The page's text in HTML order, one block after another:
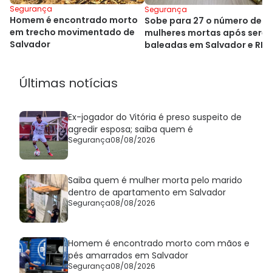
Segurança
Homem é encontrado morto
em trecho movimentado de
Salvador
Segurança
Sobe para 27 o número de
mulheres mortas após
baleadas em Salvador e
Últimas notícias
Ex-jogador do Vitória é preso suspeito de
agredir esposa; saiba quem é
Segurança08/08/2026
Saiba quem é mulher morta pelo marido
dentro de apartamento em Salvador
Segurança08/08/2026
Homem é encontrado morto com mãos e
pés amarrados em Salvador
Segurança08/08/2026